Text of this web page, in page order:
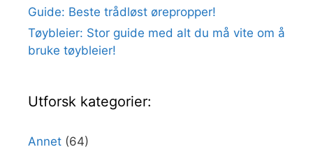
Guide: Beste trådløst ørepropper!
Tøybleier: Stor guide med alt du må vite om å
bruke tøybleier!
Utforsk kategorier:
Annet (64)